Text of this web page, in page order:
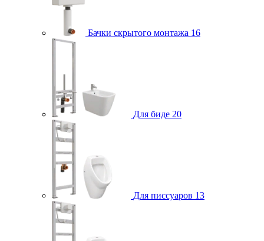
Бачки скрытого монтажа 16
Для биде 20
Для писсуаров 13